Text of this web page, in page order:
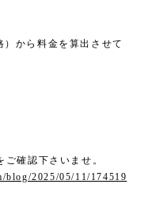
から料金を算出させて
確認下さいませ。
2025/05/11/174519